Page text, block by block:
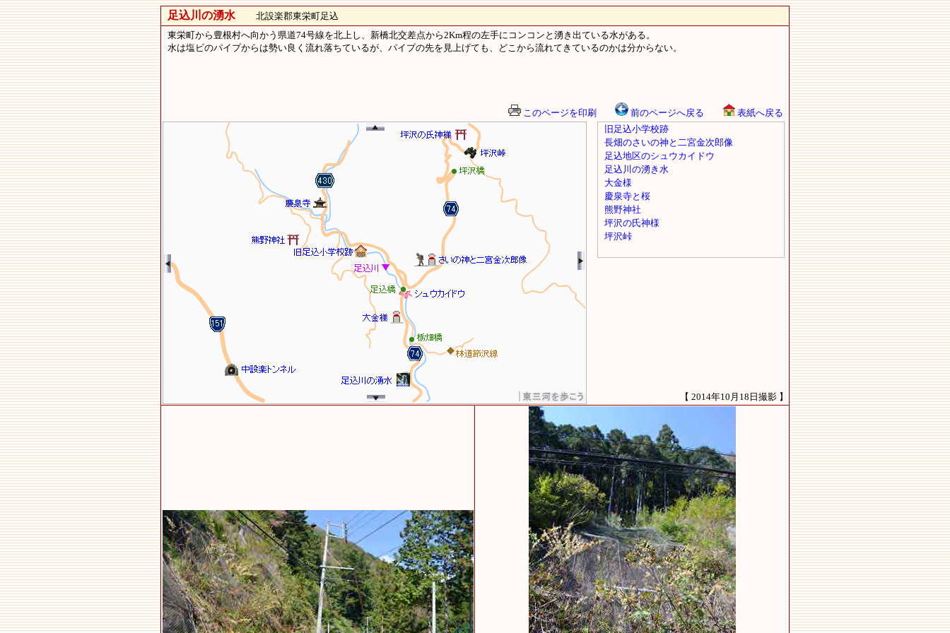
足込川の湧水北設楽郡東栄町足込
東栄町から豊根村へ向かう県道74号線を北上し、新橋北交差点から2Km程の左手にコンコンと湧き出ている水がある。
水は塩ビのパイプからは勢い良く流れ落ちているが、パイプの先を見上げても、どこから流れてきているのかは分からない。
このページを印刷 前のページへ戻る 表紙へ戻る
【 2014年10月18日撮影 】